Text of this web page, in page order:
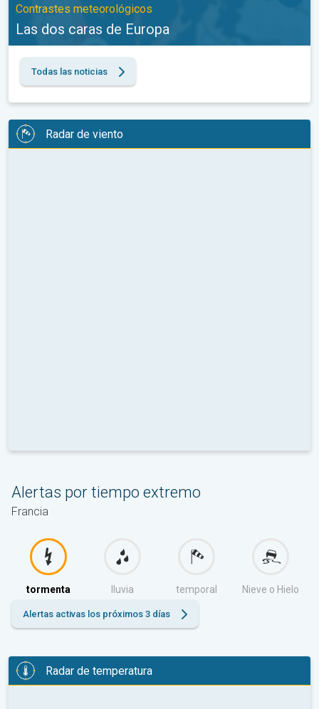
Contrastes meteorológicos
Las dos caras de Europa
Todas las noticias
Radar de viento
Alertas por tiempo extremo
Francia
tormenta lluvia temporal Nieve o Hielo
Alertas activas los próximos 3 días
Radar de temperatura